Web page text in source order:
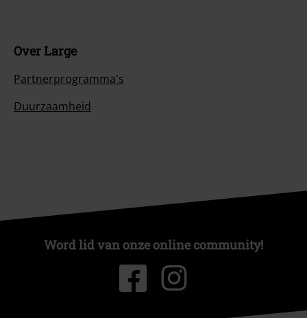
Over Large
Partnerprogramma's
Duurzaamheid
Word lid van onze online community!